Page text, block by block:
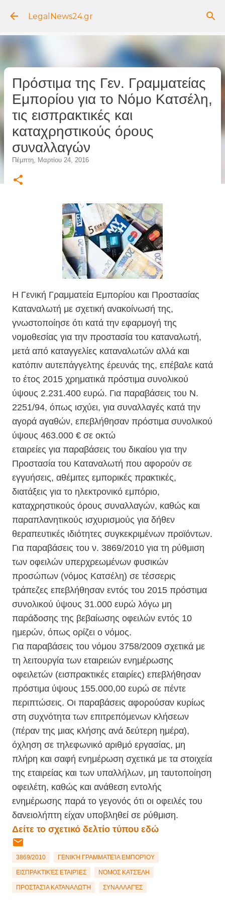
Μετάβαση στο κύριο περιεχόμενο
LegalNews24.gr
Πρόστιμα της Γεν. Γραμματείας
Εμπορίου για το Νόμο Κατσέλη,
τις εισπρακτικές και
καταχρηστικούς όρους
συναλλαγών
Πέμπτη, Μαρτίου 24, 2016
H Γενική Γραμματεία Εμπορίου και Προστασίας
Καταναλωτή με σχετική ανακοίνωσή της,
γνωστοποίησε ότι κατά την εφαρμογή της
νομοθεσίας για την προστασία του καταναλωτή,
μετά από καταγγελίες καταναλωτών αλλά και
κατόπιν αυτεπάγγελτης έρευνάς της, επέβαλε κατά
το έτος 2015 χρηματικά πρόστιμα συνολικού
ύψους 2.231.400 ευρώ. Για παραβάσεις του Ν.
2251/94, όπως ισχύει, για συναλλαγές κατά την
αγορά αγαθών, επεβλήθησαν πρόστιμα συνολικού
ύψους 463.000 € σε οκτώ
εταιρείες για παραβάσεις του δικαίου για την
Προστασία του Καταναλωτή που αφορούν σε
εγγυήσεις, αθέμιτες εμπορικές πρακτικές,
διατάξεις για το ηλεκτρονικό εμπόριο,
καταχρηστικούς όρους συναλλαγών, καθώς και
παραπλανητικούς ισχυρισμούς για δήθεν
θεραπευτικές ιδιότητες συγκεκριμένων προϊόντων.
Για παραβάσεις του ν. 3869/2010 για τη ρύθμιση
των οφειλών υπερχρεωμένων φυσικών
προσώπων (νόμος Κατσέλη) σε τέσσερις
τράπεζες επεβλήθησαν εντός του 2015 πρόστιμα
συνολικού ύψους 31.000 ευρώ λόγω μη
παράδοσης της βεβαίωσης οφειλών εντός 10
ημερών, όπως ορίζει ο νόμος.
Για παραβάσεις του νόμου 3758/2009 σχετικά με
τη λειτουργία των εταιρειών ενημέρωσης
οφειλετών (εισπρακτικές εταιρίες) επεβλήθησαν
πρόστιμα ύψους 155.000,00 ευρώ σε πέντε
περιπτώσεις. Οι παραβάσεις αφορούσαν κυρίως
στη συχνότητα των επιτρεπόμενων κλήσεων
(πέραν της μιας κλήσης ανά δεύτερη ημέρα),
όχληση σε τηλεφωνικό αριθμό εργασίας, μη
πλήρη και σαφή ενημέρωση σχετικά με τα στοιχεία
της εταιρείας και των υπαλλήλων, μη ταυτοποίηση
οφειλέτη, καθώς και ανάθεση εντολής
ενημέρωσης παρά το γεγονός ότι οι οφειλές του
δανειολήπτη είχαν υποβληθεί σε ρύθμιση.
Δείτε το σχετικό δελτίο τύπου εδώ
3869/2010 ΓΕΝΙΚΉ ΓΡΑΜΜΑΤΕΊΑ ΕΜΠΟΡΊΟΥ
ΕΙΣΠΡΑΚΤΙΚΈΣ ΕΤΑΙΡΊΕΣ ΝΌΜΟΣ ΚΑΤΣΈΛΗ
ΠΡΟΣΤΑΣΊΑ ΚΑΤΑΝΑΛΩΤΉ ΣΥΝΑΛΛΑΓΈΣ